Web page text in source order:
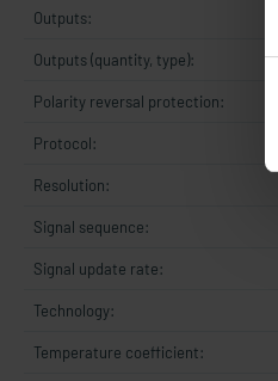
Outputs:
Outputs (quantity, type):
Polarity reversal protection:
Protocol:
Resolution:
Signal sequence:
Signal update rate:
Technology:
Temperature coefficient: